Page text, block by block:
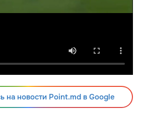
на новости Point.md в Google